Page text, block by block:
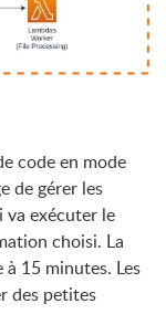
code en mode
de gérer les
va exécuter le
choisi. La
15 minutes. Les
des petites